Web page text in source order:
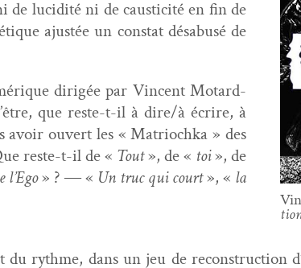
de lucid­ité ni de caus­tic­ité en fin de
ajustée un con­stat dés­abusé de
dirigée par Vin­cent Motard-
que reste-t-il à dire/à écrire, à
avoir ouvert les « Matri­ochka » des
reste-t-il de « Tout», de « toi», de
l’Ego» ? ― « Un truc qui court», « la
rythme, dans un jeu de recon­struc­tion